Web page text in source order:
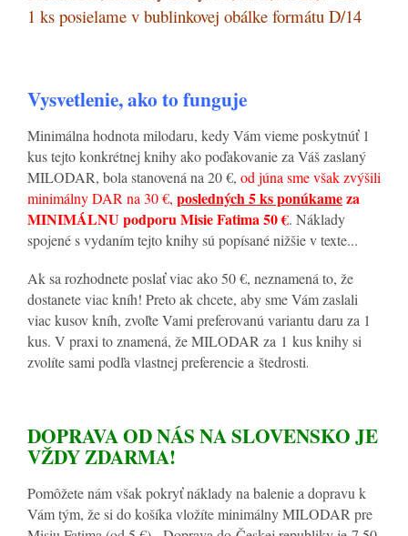
1 ks posielame v bublinkovej obálke formátu D/14
Vysvetlenie, ako to funguje
Minimálna hodnota milodaru, kedy Vám vieme poskytnúť 1
kus tejto konkrétnej knihy ako poďakovanie za Váš zaslaný
MILODAR, bola stanovená na 20 €, od júna sme však zvýšili
minimálny DAR na 30 €, posledných 5 ks ponúkameza
MINIMÁLNU podporu Misie Fatima 50 €. Náklady
spojené s vydaním tejto knihy sú popísané nižšie v texte...
Ak sa rozhodnete poslať viac ako 50 €, neznamená to, že
dostanete viac kníh! Preto ak chcete, aby sme Vám zaslali
viac kusov kníh, zvoľte Vami preferovanú variantu daru za 1
kus. V praxi to znamená, že MILODAR za 1 kus knihy si
zvolíte sami podľa vlastnej preferencie a štedrosti.
DOPRAVA OD NÁS NA SLOVENSKO JE
VŽDY ZDARMA!
Pomôžete nám však pokryť náklady na balenie a dopravu k
Vám tým, že si do košíka vložíte minimálny MILODAR pre